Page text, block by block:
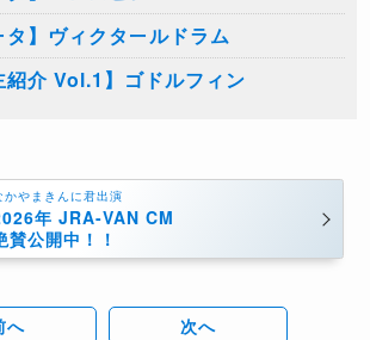
タ】ヴィクタールドラム
紹介 Vol.1】ゴドルフィン
かやまきんに君出演
年 JRA-VAN CM
賛公開中！！
へ 次へ